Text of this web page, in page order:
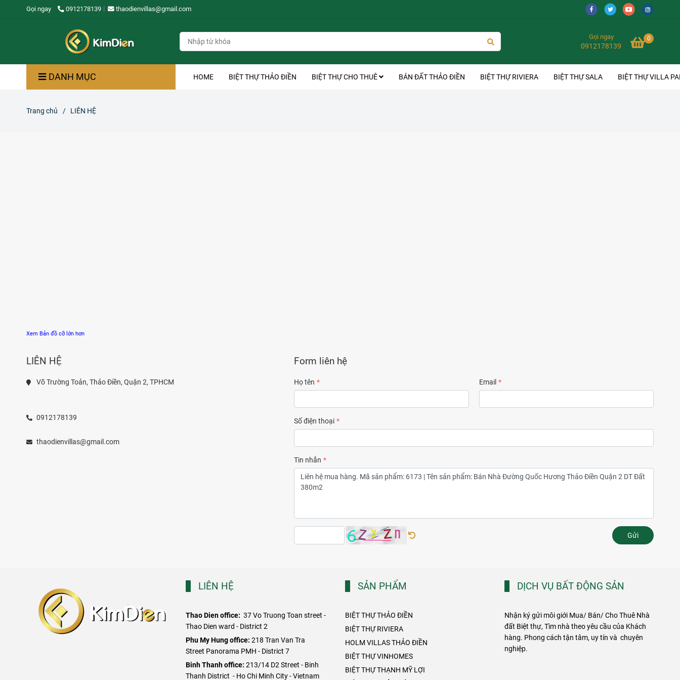
Gọi ngay 0912178139 thaodienvillas@gmail.com
Gọi ngay
0912178139
0
DANH MỤC HOME BIỆT THỰ THẢO ĐIỀN BIỆT THỰ CHO THUÊ BÁN ĐẤT THẢO ĐIỀN BIỆT THỰ RIVIERA BIỆT THỰ SALA BIỆT THỰ VILLA
Trang chủ / LIÊN HỆ
Xem Bản đồ cỡ lớn hơn
LIÊN HỆ
Võ Trường Toản, Thảo Điền, Quận 2, TPHCM
0912178139
thaodienvillas@gmail.com
Form liên hệ
Họ tên Email
Số điện thoại
Tin nhắn
Gửi
LIÊN HỆ
Thao Dien office: 37 Vo Truong Toan street -
Thao Dien ward - District 2
​Phu My Hung office: 218 Tran Van Tra
Street Panorama PMH - District 7
Binh Thanh office: 213/14 D2 Street - Binh
Thanh District - Ho Chi Minh City - Vietnam
SẢN PHẨM
BIỆT THỰ THẢO ĐIỀN
BIỆT THỰ RIVIERA
HOLM VILLAS THẢO ĐIỀN
BIỆT THỰ VINHOMES
BIỆT THỰ THẠNH MỸ LỢI
DỊCH VỤ BẤT ĐỘNG SẢN
Nhận ký gửi môi giới Mua/ Bán/ Cho Thuê Nhà
đất Biệt thự, Tìm nhà theo yêu cầu của Khách
hàng. Phong cách tận tâm, uy tín và chuyên
nghiệp.